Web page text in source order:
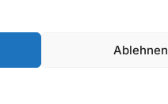
Ablehnen